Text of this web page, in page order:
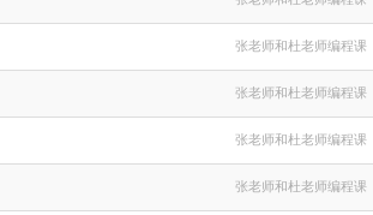
张老师和杜老师编程课
张老师和杜老师编程课
张老师和杜老师编程课
张老师和杜老师编程课